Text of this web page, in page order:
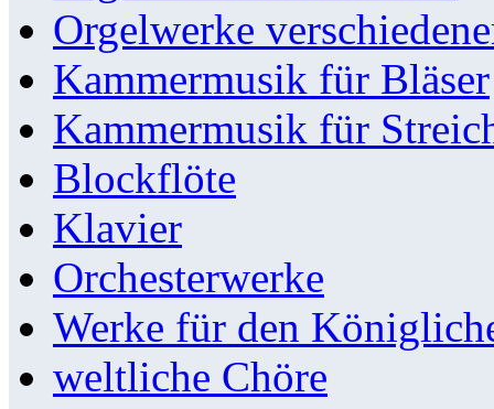
Orgelwerke
Kammermusik für Bläser
Kammermusik für
Blockflöte
Klavier
Orchesterwerke
Werke für den
weltliche Chöre